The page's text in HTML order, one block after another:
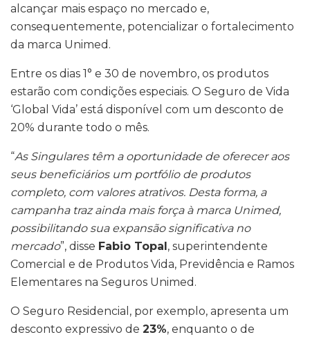
alcançar mais espaço no mercado e,
consequentemente, potencializar o fortalecimento
da marca Unimed.
Entre os dias 1° e 30 de novembro, os produtos
estarão com condições especiais. O Seguro de Vida
‘Global Vida’ está disponível com um desconto de
20% durante todo o mês.
“As Singulares têm a oportunidade de oferecer aos
seus beneficiários um portfólio de produtos
completo, com valores atrativos. Desta forma, a
campanha traz ainda mais força à marca Unimed,
possibilitando sua expansão significativa no
mercado”, disse Fabio Topal , superintendente
Comercial e de Produtos Vida, Previdência e Ramos
Elementares na Seguros Unimed.
O Seguro Residencial, por exemplo, apresenta um
desconto expressivo de 23%, enquanto o de